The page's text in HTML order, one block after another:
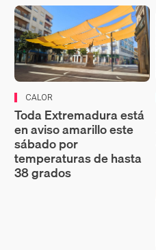
CALOR
Toda Extremadura está
en aviso amarillo este
sábado por
temperaturas de hasta
38 grados